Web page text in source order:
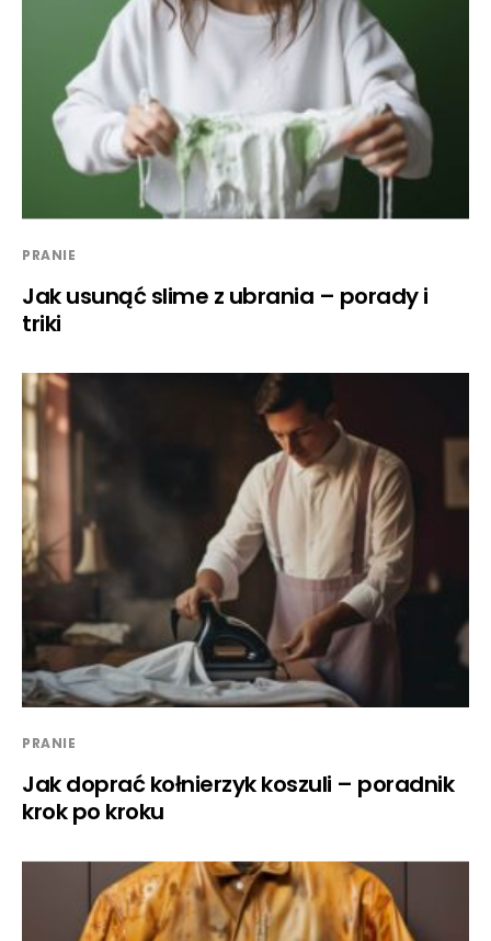
PRANIE
Jak usunąć slime z ubrania – porady i
triki
PRANIE
Jak doprać kołnierzyk koszuli – poradnik
krok po kroku